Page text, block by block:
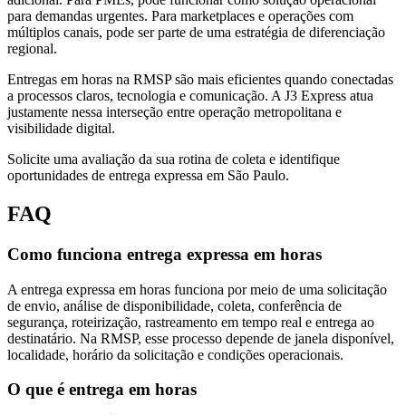
para demandas urgentes. Para marketplaces e operações com
múltiplos canais, pode ser parte de uma estratégia de diferenciação
regional.
Entregas em horas na RMSP são mais eficientes quando conectadas
a processos claros, tecnologia e comunicação. A J3 Express atua
justamente nessa interseção entre operação metropolitana e
visibilidade digital.
Solicite uma avaliação da sua rotina de coleta e identifique
oportunidades de entrega expressa em São Paulo.
FAQ
Como funciona entrega expressa em horas
A entrega expressa em horas funciona por meio de uma solicitação
de envio, análise de disponibilidade, coleta, conferência de
segurança, roteirização, rastreamento em tempo real e entrega ao
destinatário. Na RMSP, esse processo depende de janela disponível,
localidade, horário da solicitação e condições operacionais.
O que é entrega em horas